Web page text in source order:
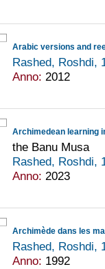
Arabic versions and
Rashed, Roshdi,
Anno: 2012
Archimedean learning
the Banu Musa
Rashed, Roshdi,
Anno: 2023
Archimède dans les
Rashed, Roshdi,
Anno: 1992